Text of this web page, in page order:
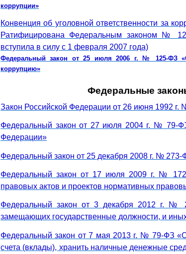
коррупции»
Конвенция об уголовной ответственности за
Ратифицирована Федеральным законом №
вступила в силу с 1 февраля 2007 года)
Федеральный закон от 25 июля 2006 г. № 125-ФЗ «О
коррупцию»
Федеральные
Закон Российской Федерации от 26 июня 1992
Федеральный закон от 27 июля 2004 г. № 79-
Федерации»
Федеральный закон от 25 декабря 2008 г. №
Федеральный закон от 17 июля 2009 г. №
правовых актов и проектов нормативных
Федеральный закон от 3 декабря 2012 г. №
замещающих государственные должности, и
Федеральный закон от 7 мая 2013 г. № 79-ФЗ «О
счета (вклады), хранить наличные денежные